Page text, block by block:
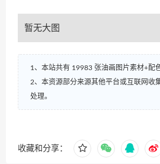
暂无大图
1、本站共有 19983 张油画图片素材+配色
2、本资源部分来源其他平台或互联网收
处理。
收藏和分享：